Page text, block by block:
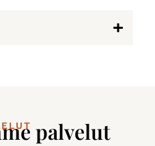
palvelut